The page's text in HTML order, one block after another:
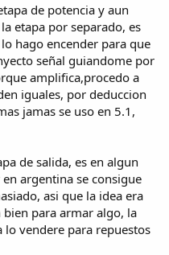
de potencia y aun
etapa por separado, es
hago encender para que
señal guiandome por
amplifica,procedo a
iguales, por deduccion
jamas se uso en 5.1,
de salida, es en algun
argentina se consigue
asi que la idea era
bien para armar algo, la
vendere para repuestos